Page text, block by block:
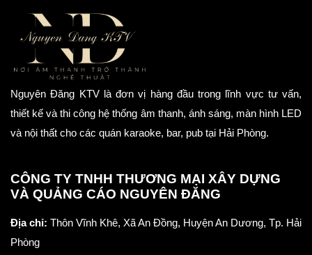
Nguyên Đăng KTV là đơn vị hàng đầu trong lĩnh vực tư vấn,
thiết kế và thi công hệ thống âm thanh, ánh sáng, màn hình LED
và nội thất cho các quán karaoke, bar, pub tại Hải Phòng.
CÔNG TY TNHH THƯƠNG MẠI XÂY DỰNG
VÀ QUẢNG CÁO NGUYÊN ĐĂNG
Địa chỉ: Thôn Vĩnh Khê, Xã An Đồng, Huyện An Dương, Tp. Hải
Phòng